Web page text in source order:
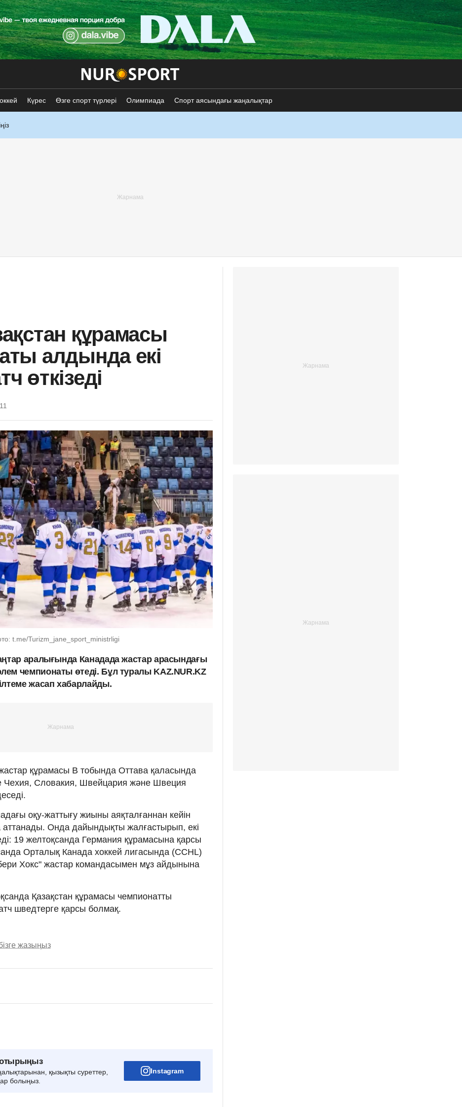
Күрес Өзге спорт түрлері Олимпиада Спорт аясындағы жаңалықтар
құрамасы
алдында екі
өткізеді
t.me/Turizm_jane_sport_ministrligi
аралығында Канадада жастар арасындағы
чемпионаты өтеді. Бұл туралы KAZ.NUR.KZ
жасап хабарлайды.
құрамасы В тобында Оттава қаласында
Чехия, Словакия, Швейцария және Швеция
оқу-жаттығу жиыны аяқталғаннан кейін
аттанады. Онда дайындықты жалғастырып, екі
19 желтоқсанда Германия құрамасына қарсы
Орталық Канада хоккей лигасында (CCHL)
Хокс" жастар командасымен мұз айдынына
Қазақстан құрамасы чемпионатты
шведтерге қарсы болмақ.
жазыңыз
отырыңыз
қызықты суреттер,
болыңыз.
Instagram